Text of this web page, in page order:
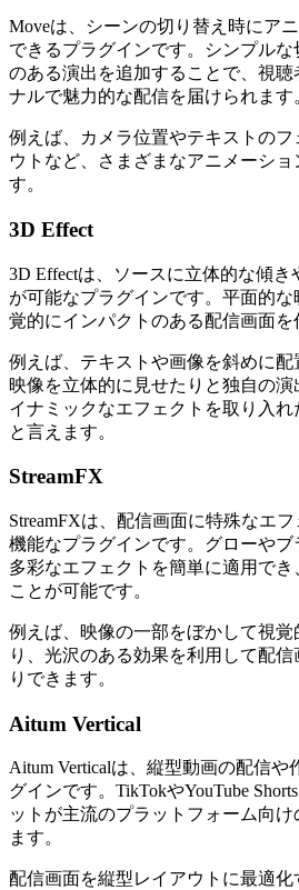
Moveは、シーンの切り替え時にア
できるプラグインです。シンプル
のある演出を追加することで、視聴
ナルで魅力的な配信を届けられます
例えば、カメラ位置やテキストの
ウトなど、さまざまなアニメーショ
す。
3D Effect
3D Effectは、ソースに立体的な傾き
が可能なプラグインです。平面的
覚的にインパクトのある配信画面を
例えば、テキストや画像を斜めに配
映像を立体的に見せたりと独自の
イナミックなエフェクトを取り入
と言えます。
StreamFX
StreamFXは、配信画面に特殊なエ
機能なプラグインです。グローや
多彩なエフェクトを簡単に適用で
ことが可能です。
例えば、映像の一部をぼかして視
り、光沢のある効果を利用して配
りできます。
Aitum Vertical
Aitum Verticalは、縦型動画の配信や
グインです。TikTokやYouTube
ットが主流のプラットフォーム向
ます。
配信画面を縦型レイアウトに最適